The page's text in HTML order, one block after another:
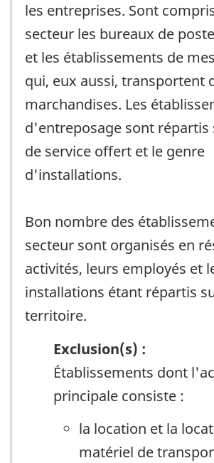
les entreprises. Sont
secteur les bureaux de
et les établissements de
qui, eux aussi, transportent
marchandises. Les
d'entreposage sont répartis
de service offert et le genre
d'installations.
Bon nombre des
secteur sont organisés en
activités, leurs employés et
installations étant répartis
territoire.
Exclusion(s) :
Établissements dont
principale consiste :
la location et la
matériel de